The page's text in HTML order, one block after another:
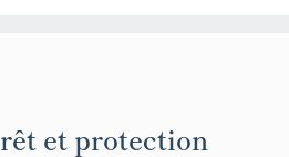
et protection